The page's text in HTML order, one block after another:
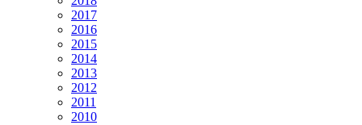
2017
2016
2015
2014
2013
2012
2011
2010